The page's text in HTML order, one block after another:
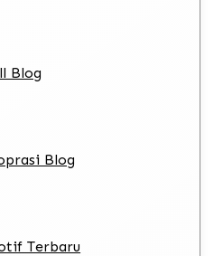
Blog
Blog
Terbaru